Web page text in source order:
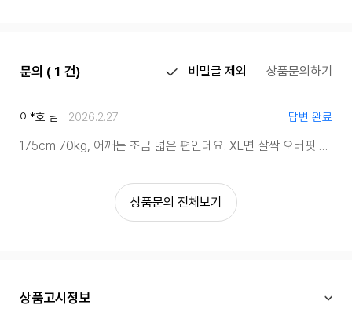
문의 ( 1 건) 비밀글 제외 상품문의하기
이*호 님 2026.2.27 답변 완료
175cm 70kg, 어깨는 조금 넓은 편인데요. XL면 살짝 오버핏 나올까요? 리뷰가 없어서 사이즈만 보고 결정하기가 좀 여려워서 문의 드립니다.
상품문의 전체보기
상품고시정보